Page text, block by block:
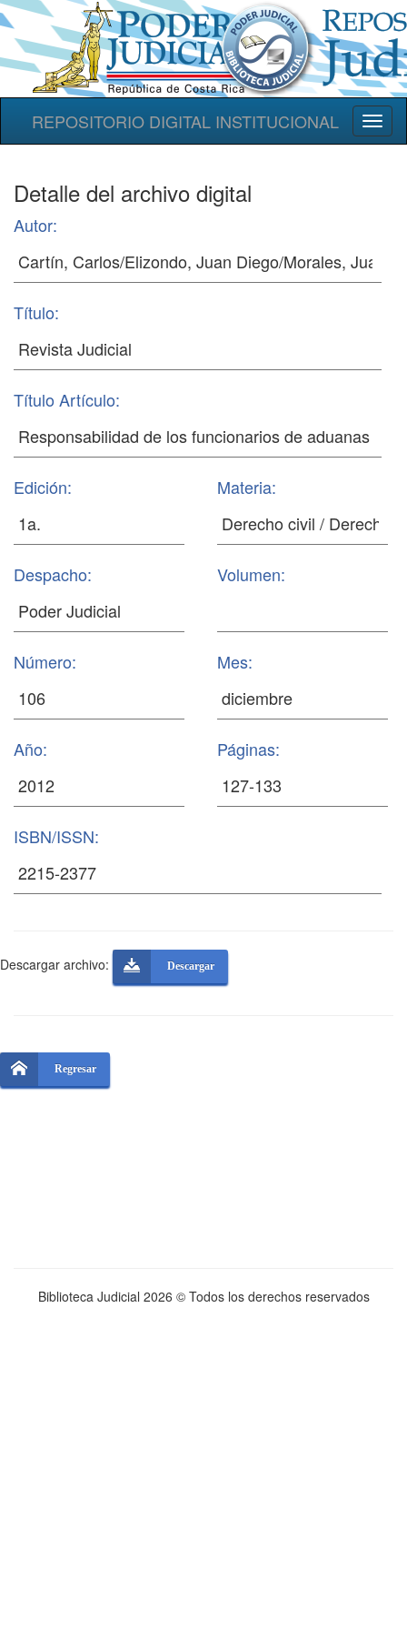
REPOSITORIO DIGITAL INSTITUCIONAL
Detalle del archivo digital
Autor:
Título:
Título Artículo:
Edición: Materia:
Despacho: Volumen:
Número: Mes:
Año: Páginas:
ISBN/ISSN:
Descargar archivo: Descargar
Regresar
Biblioteca Judicial 2026 © Todos los derechos reservados